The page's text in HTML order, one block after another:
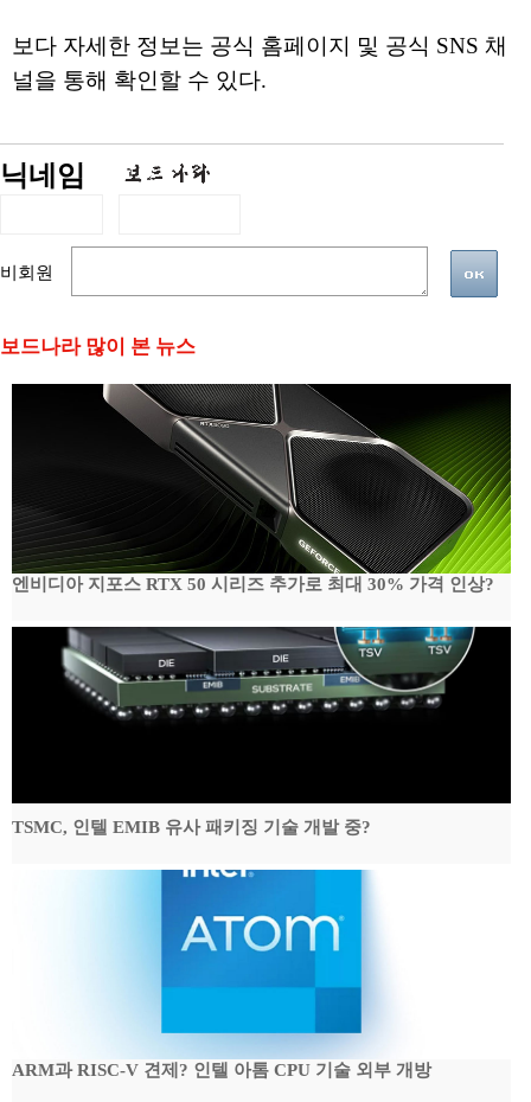
보다 자세한 정보는 공식 홈페이지 및 공식 SNS 채
널을 통해 확인할 수 있다.
닉네임
비회원
보드나라 많이 본 뉴스
엔비디아 지포스 RTX 50 시리즈 추가로 최대 30% 가격 인상?
TSMC, 인텔 EMIB 유사 패키징 기술 개발 중?
ARM과 RISC-V 견제? 인텔 아톰 CPU 기술 외부 개방